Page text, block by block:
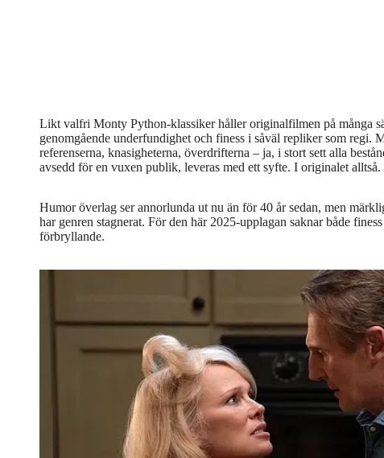
Likt valfri Monty Python-klassiker håller originalfilmen på många
genomgående underfundighet och finess i såväl repliker som regi.
referenserna, knasigheterna, överdrifterna – ja, i stort sett alla
avsedd för en vuxen publik, leveras med ett syfte. I originalet alltså.
Humor överlag ser annorlunda ut nu än för 40 år sedan, men
har genren stagnerat. För den här 2025-upplagan saknar både
förbryllande.